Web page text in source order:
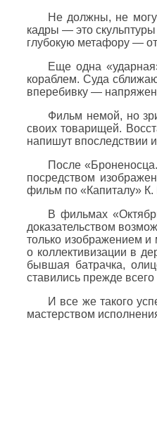
Не должны, не
кадры — это
глубокую метафору —
Еще одна
кораблем. Суда
вперебивку —
Фильм немой, но
своих товарищей.
напишут впоследствии
После
посредством
фильм по «Капиталу» К.
В фильмах
доказательством
только изображением
о коллективизации в
бывшая батрачка,
ставились прежде
И все же такого
мастерством